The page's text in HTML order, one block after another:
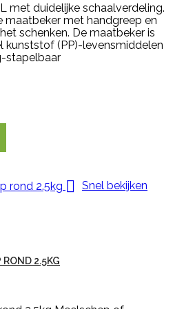
met duidelijke schaalverdeling.
met handgreep en
schenken. De maatbeker is
kunststof (PP)-levensmiddelen
stapelbaar
 Snel bekijken
2.5KG